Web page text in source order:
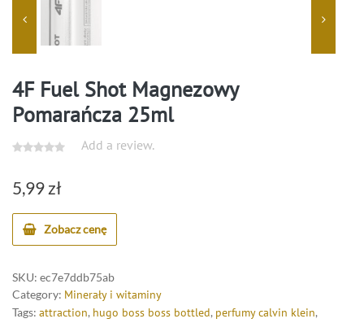
4F Fuel Shot Magnezowy
Pomarańcza 25ml
Add a review.
5,99 zł
Zobacz cenę
SKU: ec7e7ddb75ab
Category: Minerały i witaminy
Tags: attraction, hugo boss boss bottled, perfumy calvin klein,